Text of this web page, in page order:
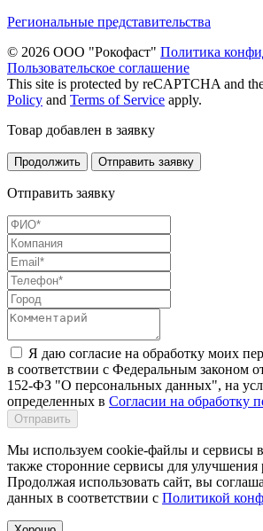
Региональные представительства
© 2026 ООО "Рокофаст" Политика
Пользовательское соглашение
This site is protected by reCAPTCHA and
Policy and Terms of Service apply.
Товар добавлен в заявку
Продолжить Отправить заявку
Отправить заявку
Я даю согласие на обработку моих
в соответствии с Федеральным законом
152-ФЗ "О персональных данных", на
определенных в Согласии на обработку
Отправить
Мы используем cookie-файлы и сервисы
также сторонние сервисы для улучшения
Продолжая использовать сайт, вы
данных в соответствии с Политикой